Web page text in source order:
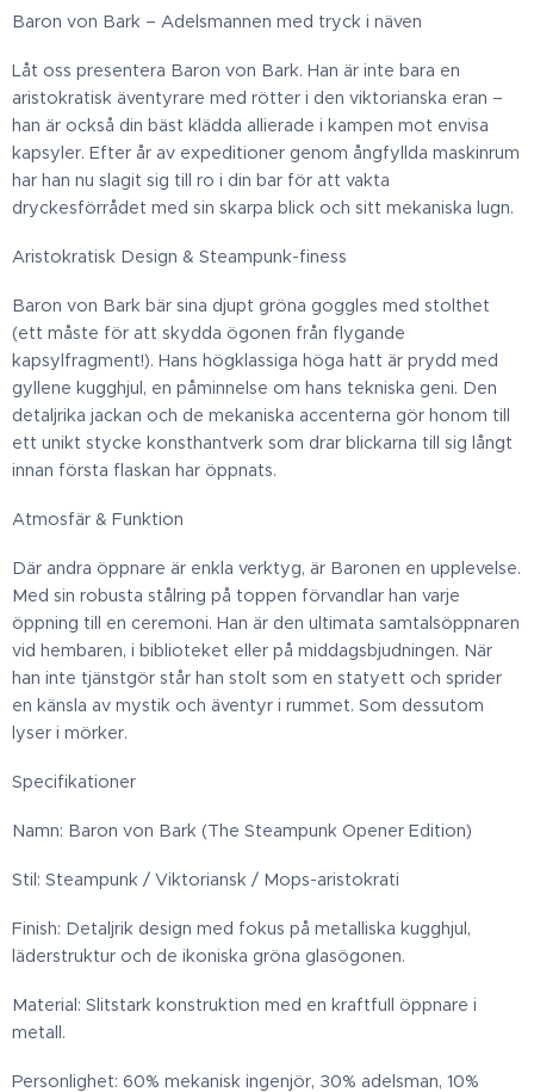
Baron von Bark – Adelsmannen med tryck i näven
Låt oss presentera Baron von Bark. Han är inte bara en
aristokratisk äventyrare med rötter i den viktorianska eran –
han är också din bäst klädda allierade i kampen mot envisa
kapsyler. Efter år av expeditioner genom ångfyllda maskinrum
har han nu slagit sig till ro i din bar för att vakta
dryckesförrådet med sin skarpa blick och sitt mekaniska lugn.
Aristokratisk Design & Steampunk-finess
Baron von Bark bär sina djupt gröna goggles med stolthet
(ett måste för att skydda ögonen från flygande
kapsylfragment!). Hans högklassiga höga hatt är prydd med
gyllene kugghjul, en påminnelse om hans tekniska geni. Den
detaljrika jackan och de mekaniska accenterna gör honom till
ett unikt stycke konsthantverk som drar blickarna till sig långt
innan första flaskan har öppnats.
Atmosfär & Funktion
Där andra öppnare är enkla verktyg, är Baronen en upplevelse.
Med sin robusta stålring på toppen förvandlar han varje
öppning till en ceremoni. Han är den ultimata samtalsöppnaren
vid hembaren, i biblioteket eller på middagsbjudningen. När
han inte tjänstgör står han stolt som en statyett och sprider
en känsla av mystik och äventyr i rummet. Som dessutom
lyser i mörker.
Specifikationer
Namn: Baron von Bark (The Steampunk Opener Edition)
Stil: Steampunk / Viktoriansk / Mops-aristokrati
Finish: Detaljrik design med fokus på metalliska kugghjul,
läderstruktur och de ikoniska gröna glasögonen.
Material: Slitstark konstruktion med en kraftfull öppnare i
metall.
Personlighet: 60% mekanisk ingenjör, 30% adelsman, 10%